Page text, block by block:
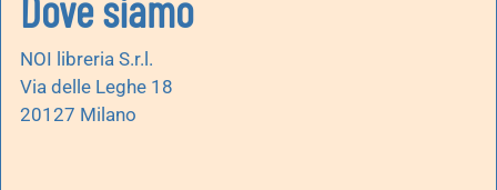
NOI libreria S.r.l.
Via delle Leghe 18
20127 Milano